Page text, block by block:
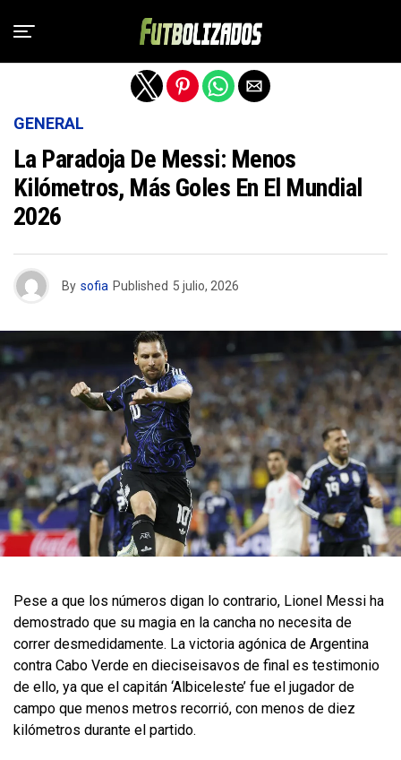
GENERAL
La Paradoja De Messi: Menos
Kilómetros, Más Goles En El Mundial
2026
By sofia Published 5 julio, 2026
Pese a que los números digan lo contrario, Lionel Messi ha
demostrado que su magia en la cancha no necesita de
correr desmedidamente. La victoria agónica de Argentina
contra Cabo Verde en dieciseisavos de final es testimonio
de ello, ya que el capitán ‘Albiceleste’ fue el jugador de
campo que menos metros recorrió, con menos de diez
kilómetros durante el partido.
Salir de la versión móvil